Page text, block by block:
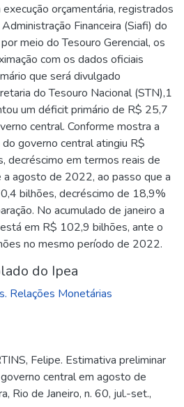
orçamentária, registrados
Financeira (Siafi) do
meio do Tesouro Gerencial, os
com os dados oficiais
que será divulgado
do Tesouro Nacional (STN),1
um déficit primário de R$ 25,7
central. Conforme mostra a
governo central atingiu R$
decréscimo em termos reais de
agosto de 2022, ao passo que a
bilhões, decréscimo de 18,9%
No acumulado de janeiro a
em R$ 102,9 bilhões, ante o
no mesmo período de 2022.
do Ipea
Relações Monetárias
Felipe. Estimativa preliminar
central em agosto de
Rio de Janeiro, n. 60, jul.-set.,